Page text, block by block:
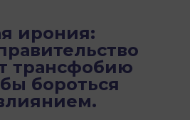
ирония:
трансфобию
бороться